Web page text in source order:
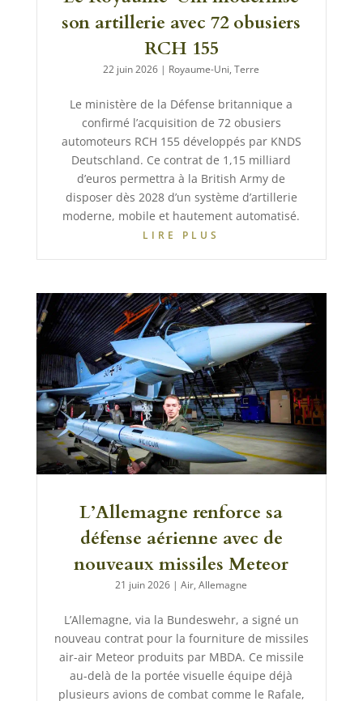
son artillerie avec 72 obusiers
RCH 155
22 juin 2026 | Royaume-Uni,Terre
Le ministère de la Défense britannique a
confirmé l’acquisition de 72 obusiers
automoteurs RCH 155 développés par KNDS
Deutschland. Ce contrat de 1,15 milliard
d’euros permettra à la British Army de
disposer dès 2028 d’un système d’artillerie
moderne, mobile et hautement automatisé.
LIRE PLUS
L’Allemagne renforce sa
défense aérienne avec de
nouveaux missiles Meteor
21 juin 2026 |Air,Allemagne
L’Allemagne, via la Bundeswehr, a signé un
nouveau contrat pour la fourniture de missiles
air-air Meteor produits par MBDA. Ce missile
au-delà de la portée visuelle équipe déjà
plusieurs avions de combat comme le Rafale,